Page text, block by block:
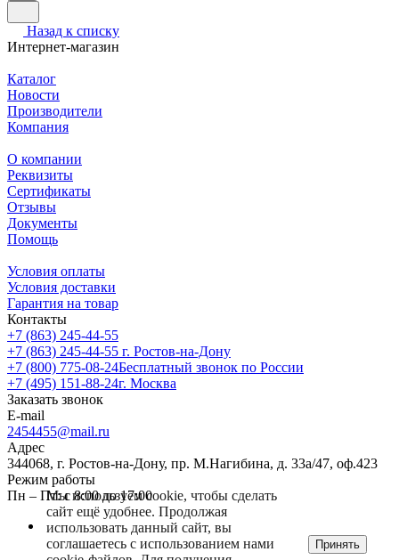
Назад к списку
Интернет-магазин
Каталог
Новости
Производители
Компания
О компании
Реквизиты
Сертификаты
Отзывы
Документы
Помощь
Условия оплаты
Условия доставки
Гарантия на товар
Контакты
+7 (863) 245-44-55
+7 (863) 245-44-55 г. Ростов-на-Дону
+7 (800) 775-08-24Бесплатный звонок по России
+7 (495) 151-88-24г. Москва
Заказать звонок
E-mail
2454455@mail.ru
Адрес
344068, г. Ростов-на-Дону, пр. М.Нагибина, д. 33а/47, оф.423
Режим работы
Пн – Пт: с 8:00 до 17:00
Мы используем cookie, чтобы сделать
сайт ещё удобнее. Продолжая
использовать данный сайт, вы
соглашаетесь с использованием нами
Принять